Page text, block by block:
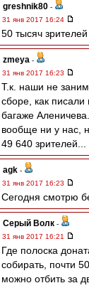
greshnik80 -
31 янв 2017 16:24
50 тысяч
zmeya -
31 янв 2017 16:23
Т.к. наши не
сборе, как
багаже
вообще ни у нас,
49 640 зрителей...
agk -
31 янв 2017 16:23
Сегодня смотрю
Серый Волк -
31 янв 2017 16:21
Где полоска
собирать, почти
можно отбить за